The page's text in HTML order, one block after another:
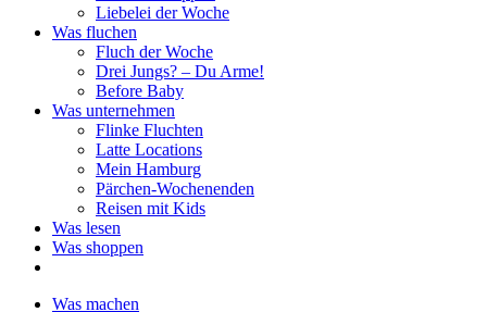
Liebelei der Woche
Was fluchen
Fluch der Woche
Drei Jungs? – Du Arme!
Before Baby
Was unternehmen
Flinke Fluchten
Latte Locations
Mein Hamburg
Pärchen-Wochenenden
Reisen mit Kids
Was lesen
Was shoppen
Was machen